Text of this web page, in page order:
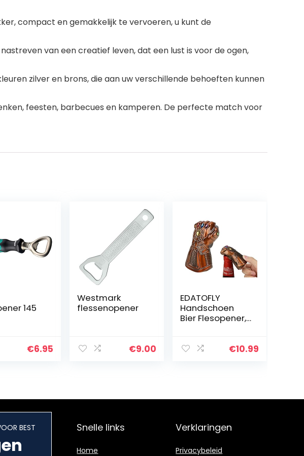
compact en gemakkelijk te vervoeren, u kunt de
van een creatief leven, dat een lust is voor de ogen,
zilver en brons, die aan uw verschillende behoeften kunnen
feesten, barbecues en kamperen. De perfecte match voor
145
€6.95
Westmark
flessenopener
€9.00
EDATOFLY
Handschoen
Bier Flesopener,
Multifunctionele
Beste Cadeau
Mavel-fans
€10.99
BEST Snelle links
Home
Verklaringen
Privacybeleid